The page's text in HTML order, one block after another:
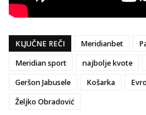
KLJUČNE REČI Meridianbet
Meridian sport
najbolje kvote
Geršon Jabusele
Košarka
Željko Obradović